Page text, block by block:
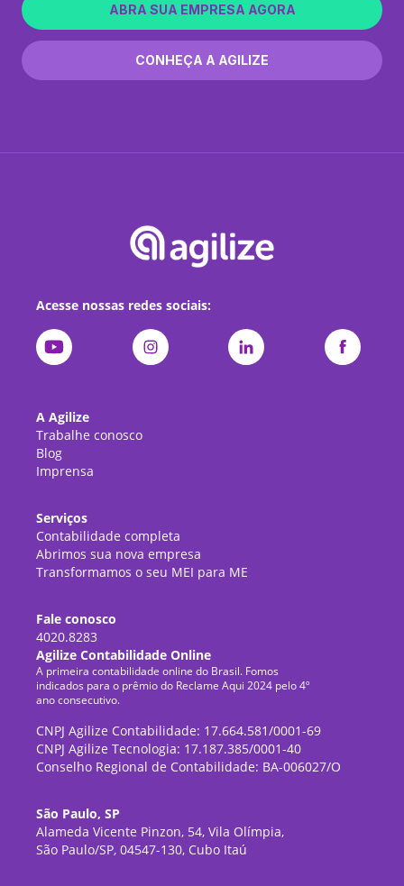
ABRA SUA EMPRESA AGORA
CONHEÇA A AGILIZE
Acesse nossas redes sociais:
A Agilize
Trabalhe conosco
Blog
Imprensa
Serviços
Contabilidade completa
Abrimos sua nova empresa
Transformamos o seu MEI para ME
Fale conosco
4020.8283
Agilize Contabilidade Online
A primeira contabilidade online do Brasil. Fomos
indicados para o prêmio do Reclame Aqui 2024 pelo 4º
ano consecutivo.
CNPJ Agilize Contabilidade: 17.664.581/0001-69
CNPJ Agilize Tecnologia: 17.187.385/0001-40
Conselho Regional de Contabilidade: BA-006027/O
São Paulo, SP
Alameda Vicente Pinzon, 54, Vila Olímpia,
São Paulo/SP, 04547-130, Cubo Itaú